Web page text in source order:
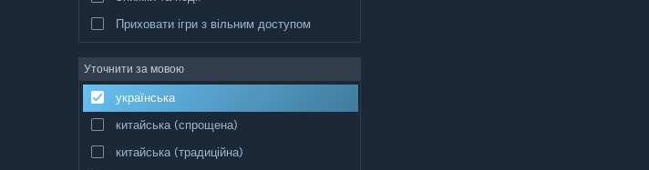
Приховати ігри з вільним доступом
Уточнити за мовою
українська
китайська (спрощена)
китайська (традиційна)